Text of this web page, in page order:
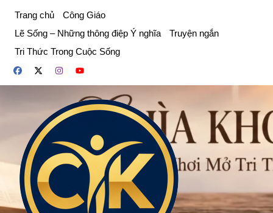
phần
dung
Trang chủ
Công Giáo
Lẽ Sống – Những thông điệp Ý nghĩa
Truyện ngắn
Tri Thức Trong Cuộc Sống